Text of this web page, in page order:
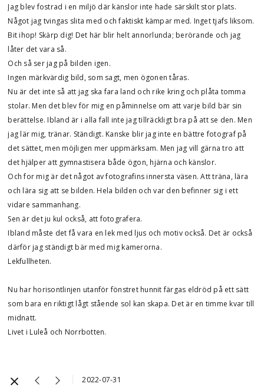
Jag blev fostrad i en miljö där känslor inte hade särskilt stor plats.
Något jag tvingas slita med och faktiskt kämpar med. Inget tjafs liksom.
Bit ihop! Skärp dig! Det här blir helt annorlunda; berörande och jag
låter det vara så.
Och så ser jag på bilden igen.
Ingen märkvärdig bild, som sagt, men ögonen tåras.
Nu är det inte så att jag ska fara land och rike kring och plåta tomma
stolar. Men det blev för mig en påminnelse om att varje bild bär sin
berättelse. Ibland är i alla fall inte jag tillräckligt bra på att se den. Men
jag lär mig, tränar. Ständigt. Kanske blir jag inte en bättre fotograf på
det sättet, men möjligen mer uppmärksam. Men jag vill gärna tro att
det hjälper att gymnastisera både ögon, hjärna och känslor.
Och for mig är det något av fotografins innersta väsen. Att träna, lära
och lära sig att se bilden. Hela bilden och var den befinner sig i ett
vidare sammanhang.
Sen är det ju kul också, att fotografera.
Ibland måste det få vara en lek med ljus och motiv också. Det är också
därför jag ständigt bär med mig kamerorna.
Lekfullheten.
Nu har horisontlinjen utanför fönstret hunnit färgas eldröd på ett sätt
som bara en riktigt lågt stående sol kan skapa. Det är en timme kvar till
midnatt.
Livet i Luleå och Norrbotten.
2022-07-31